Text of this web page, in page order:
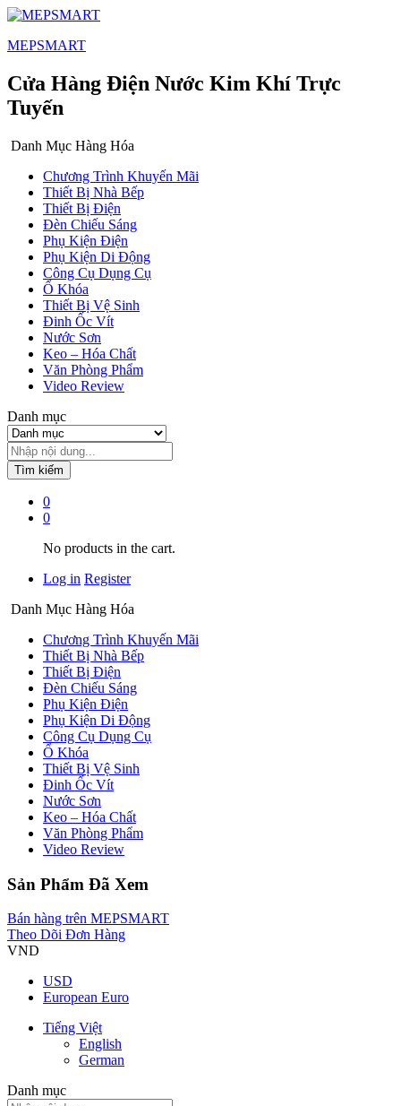
MEPSMART
Cửa Hàng Điện Nước Kim Khí Trực
Tuyến
Danh Mục Hàng Hóa
Chương Trình Khuyến Mãi
Thiết Bị Nhà Bếp
Thiết Bị Điện
Đèn Chiếu Sáng
Phụ Kiện Điện
Phụ Kiện Di Động
Công Cụ Dụng Cụ
Ổ Khóa
Thiết Bị Vệ Sinh
Đinh Ốc Vít
Nước Sơn
Keo – Hóa Chất
Văn Phòng Phẩm
Video Review
Danh mục
Tìm kiếm
0
0
No products in the cart.
Log in Register
Danh Mục Hàng Hóa
Chương Trình Khuyến Mãi
Thiết Bị Nhà Bếp
Thiết Bị Điện
Đèn Chiếu Sáng
Phụ Kiện Điện
Phụ Kiện Di Động
Công Cụ Dụng Cụ
Ổ Khóa
Thiết Bị Vệ Sinh
Đinh Ốc Vít
Nước Sơn
Keo – Hóa Chất
Văn Phòng Phẩm
Video Review
Sản Phẩm Đã Xem
Bán hàng trên MEPSMART
Theo Dõi Đơn Hàng
VND
USD
European Euro
Tiếng Việt
English
German
Danh mục